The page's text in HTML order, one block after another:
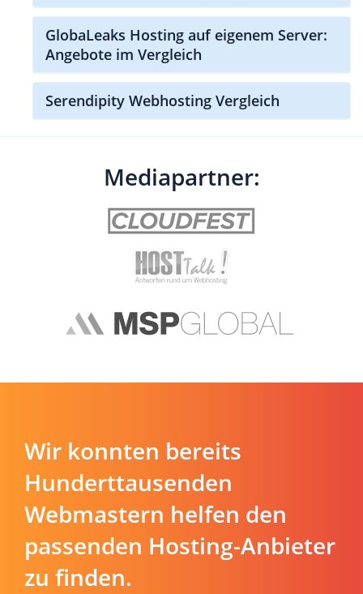
GlobaLeaks Hosting auf eigenem Server:
Angebote im Vergleich
Serendipity Webhosting Vergleich
Mediapartner:
Wir konnten bereits
Hunderttausenden
Webmastern helfen den
passenden Hosting-Anbieter
zu finden.